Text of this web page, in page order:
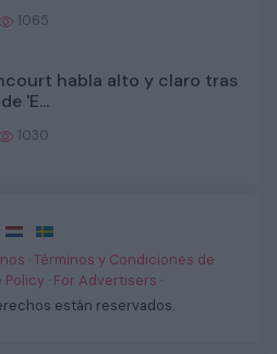
1065
habla alto y claro tras
'E...
1030
·
·
·Términos y Condiciones de
Policy · For Advertisers ·
están reservados.